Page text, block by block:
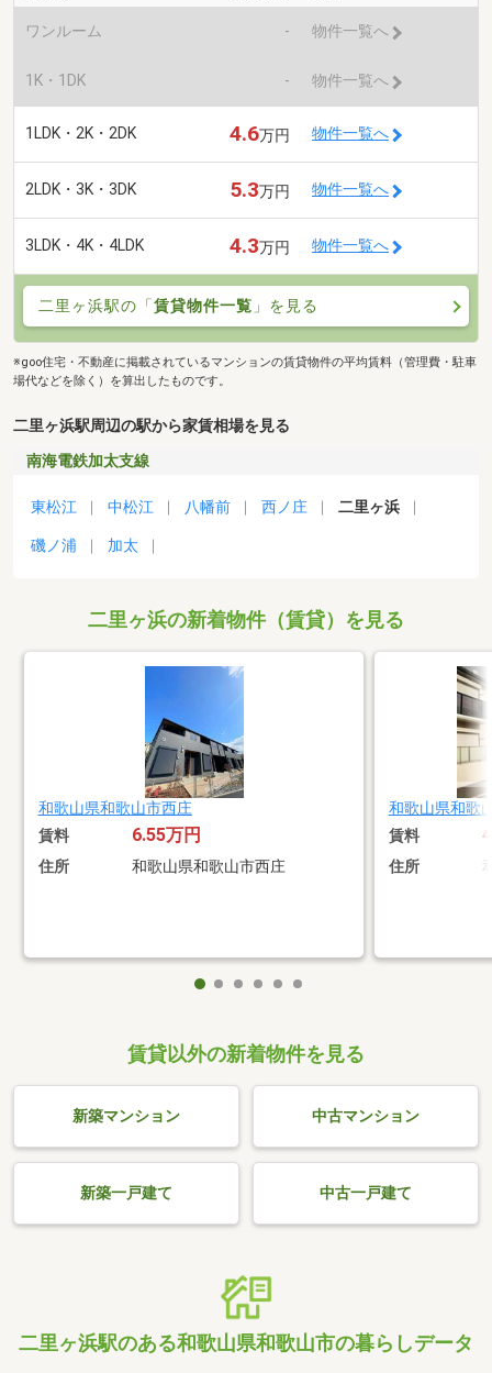
ワンルーム - 物件一覧へ
1K・1DK - 物件一覧へ
1LDK・2K・2DK 4.6万円 物件一覧へ
2LDK・3K・3DK 5.3万円 物件一覧へ
3LDK・4K・4LDK 4.3万円 物件一覧へ
二里ヶ浜駅の「賃貸物件一覧 」を見る
※goo住宅・不動産に掲載されているマンションの賃貸物件の平均賃料（管理費・駐車
場代などを除く）を算出したものです。
二里ヶ浜駅周辺の駅から家賃相場を見る
南海電鉄加太支線
東松江 中松江 八幡前 西ノ庄 二里ヶ浜
磯ノ浦 加太
二里ヶ浜の新着物件（賃貸）を見る
和歌山県和歌山市西庄
賃料 6.55万円
住所 和歌山県和歌山市西庄
和歌山県和歌
賃料
住所
賃貸以外の新着物件を見る
新築マンション 中古マンション
新築一戸建て 中古一戸建て
二里ヶ浜駅のある和歌山県和歌山市の暮らしデータ